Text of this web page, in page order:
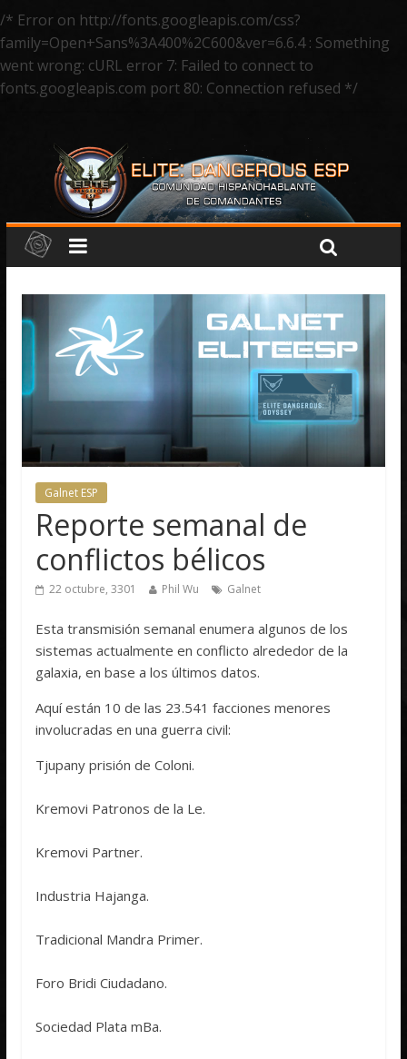
/* Error on http://fonts.googleapis.com/css?
family=Open+Sans%3A400%2C600&ver=6.6.4 : Something
went wrong: cURL error 7: Failed to connect to
fonts.googleapis.com port 80: Connection refused */
Galnet ESP
Reporte semanal de
conflictos bélicos
22 octubre, 3301 Phil Wu Galnet
Esta transmisión semanal enumera algunos de los
sistemas actualmente en conflicto alrededor de la
galaxia, en base a los últimos datos.
Aquí están 10 de las 23.541 facciones menores
involucradas en una guerra civil:
Tjupany prisión de Coloni.
Kremovi Patronos de la Le.
Kremovi Partner.
Industria Hajanga.
Tradicional Mandra Primer.
Foro Bridi Ciudadano.
Sociedad Plata mBa.